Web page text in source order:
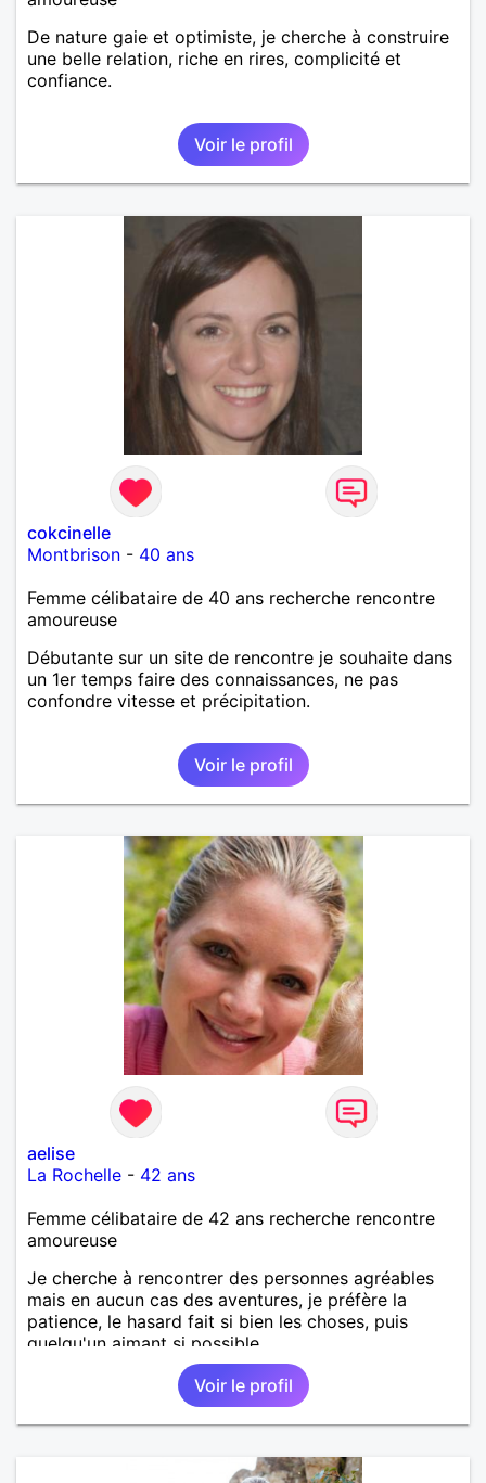
De nature gaie et optimiste, je cherche à construire
une belle relation, riche en rires, complicité et
confiance.
Voir le profil
cokcinelle
Montbrison - 40 ans
Femme célibataire de 40 ans recherche rencontre
amoureuse
Débutante sur un site de rencontre je souhaite dans
un 1er temps faire des connaissances, ne pas
confondre vitesse et précipitation.
Voir le profil
aelise
La Rochelle - 42 ans
Femme célibataire de 42 ans recherche rencontre
amoureuse
Je cherche à rencontrer des personnes agréables
mais en aucun cas des aventures, je préfère la
patience, le hasard fait si bien les choses, puis
quelqu'un aimant si possible.
Voir le profil